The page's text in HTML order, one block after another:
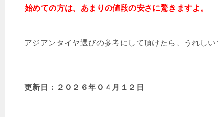
始めての方は、あまりの値段の安さに驚きますよ。
アジアンタイヤ選びの参考にして頂けたら、うれしい
更新日：２０２６年０４ 月１２日